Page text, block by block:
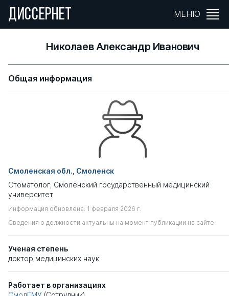
ДИССЕРНЕТ МЕНЮ
Николаев Александр Иванович
Общая информация
Смоленская обл., Смоленск
Стоматолог; Смоленский государственный медицинский
университет
Информация обновлена: 1 февраля 2026 г.
Сведения о должности актуальны на момент публикации на сайте
Ученая степень
доктор медицинских наук
Работает в организациях